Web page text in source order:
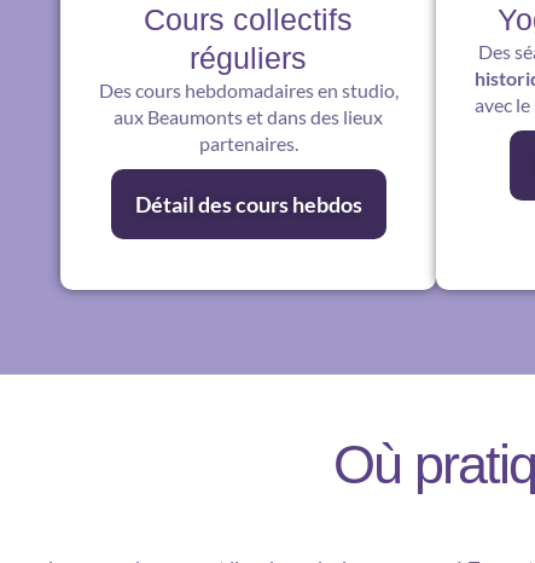
Cours collectifs
réguliers
Des cours hebdomadaires en studio,
aux Beaumonts et dans des lieux
partenaires.
Détail des cours hebdos
Des
avec
Où